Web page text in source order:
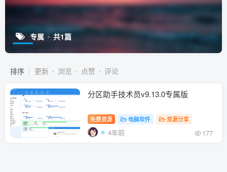
专属 共1篇
排序 更新 浏览 点赞 评论
分区助手技术员v9.13.0专属版
免费资源 电脑软件 资源分享
4年前 177